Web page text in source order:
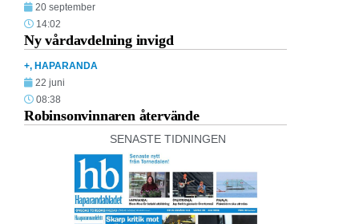
20 september
14:02
Ny vårdavdelning invigd
+, HAPARANDA
22 juni
08:38
Robinsonvinnaren återvände
SENASTE TIDNINGEN